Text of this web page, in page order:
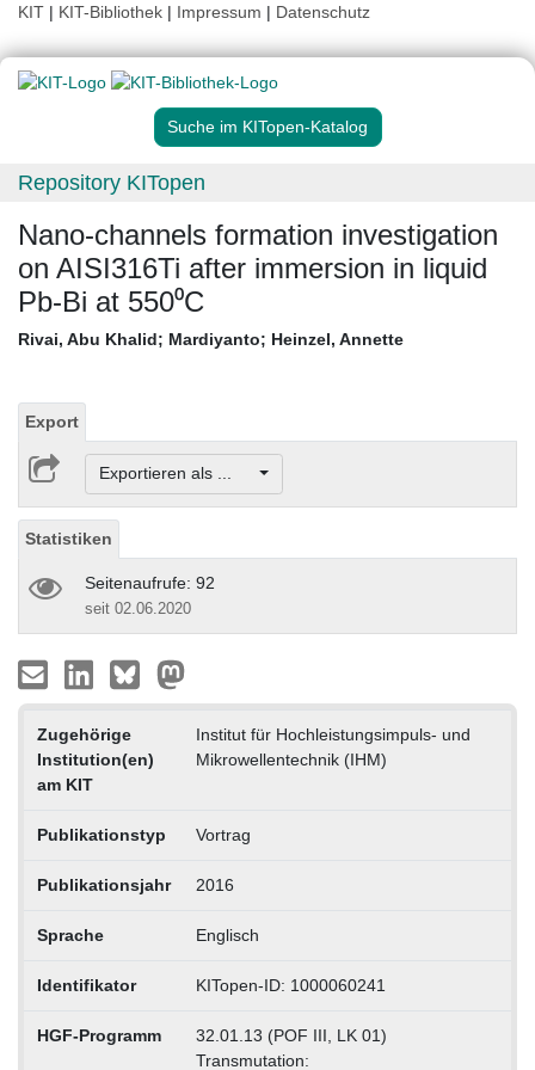
KIT | KIT-Bibliothek | Impressum | Datenschutz
Suche im KITopen-Katalog
Repository KITopen
Nano-channels formation investigation
on AISI316Ti after immersion in liquid
Pb-Bi at 550⁰C
Rivai, Abu Khalid; Mardiyanto; Heinzel, Annette
Export
Exportieren als ...
Statistiken
Seitenaufrufe: 92
seit 02.06.2020
Zugehörige
Institution(en)
am KIT
Institut für Hochleistungsimpuls- und
Mikrowellentechnik (IHM)
Publikationstyp Vortrag
Publikationsjahr 2016
Sprache Englisch
Identifikator KITopen-ID: 1000060241
HGF-Programm
32.01.13 (POF III, LK 01)
Transmutation: